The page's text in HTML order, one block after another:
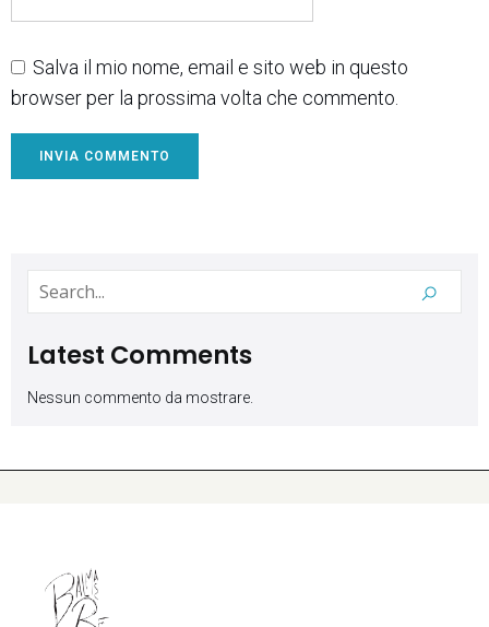
Salva il mio nome, email e sito web in questo
browser per la prossima volta che commento.
Latest Comments
Nessun commento da mostrare.